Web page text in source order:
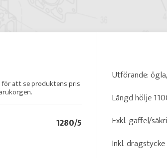
för att se produktens pris
1280/5
Utförande:
Längd hölje
Exkl. gaffel/
Inkl.